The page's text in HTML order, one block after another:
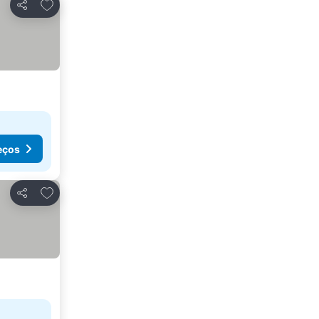
Partilhar
Adicionar aos favoritos
Partilhar
Adicionar aos favoritos